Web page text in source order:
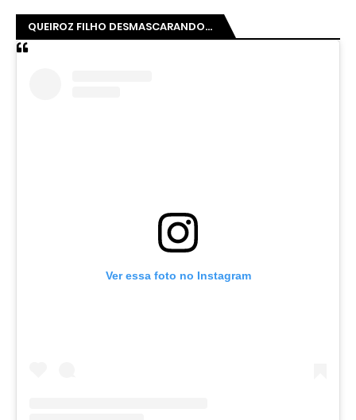
QUEIROZ FILHO DESMASCARANDO...
Ver essa foto no Instagram